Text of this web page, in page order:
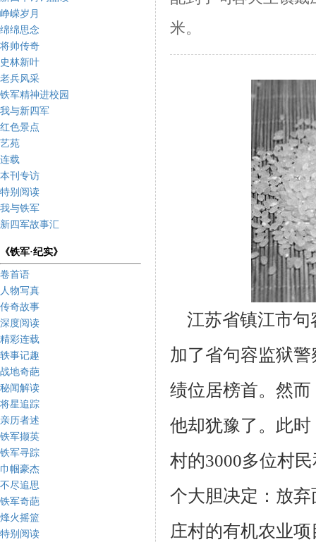
峥嵘岁月
绵绵思念
将帅传奇
史林新叶
老兵风采
铁军精神进校园
我与新四军
红色景点
艺苑
连载
本刊专访
特别阅读
我与铁军
新四军故事汇
《铁军·纪实》
卷首语
人物写真
传奇故事
深度阅读
精彩连载
轶事记趣
战地奇葩
秘闻解读
将星追踪
亲历者述
铁军撷英
铁军寻踪
巾帼豪杰
不尽追思
铁军奇葩
烽火摇篮
特别阅读
米。
江苏省镇江市句
加了省句容监狱
绩位居榜首。然
他却犹豫了。此
村的3000多位村
个大胆决定：放
庄村的有机农业